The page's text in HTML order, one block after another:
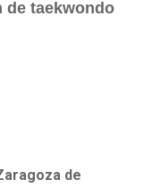
de taekwondo
de